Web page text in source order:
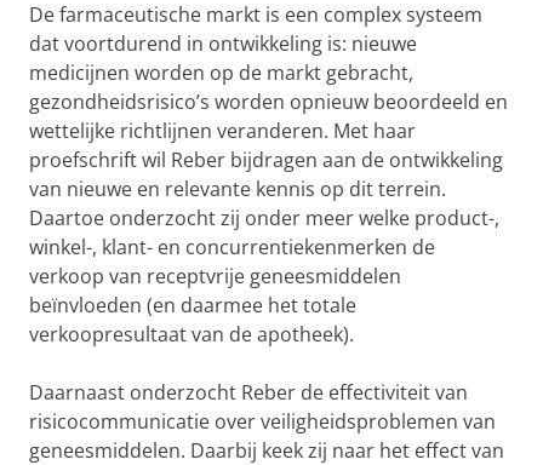
De farmaceutische markt is een complex systeem
dat voortdurend in ontwikkeling is: nieuwe
medicijnen worden op de markt gebracht,
gezondheidsrisico’s worden opnieuw beoordeeld en
wettelijke richtlijnen veranderen. Met haar
proefschrift wil Reber bijdragen aan de ontwikkeling
van nieuwe en relevante kennis op dit terrein.
Daartoe onderzocht zij onder meer welke product-,
winkel-, klant- en concurrentiekenmerken de
verkoop van receptvrije geneesmiddelen
beïnvloeden (en daarmee het totale
verkoopresultaat van de apotheek).
Daarnaast onderzocht Reber de effectiviteit van
risicocommunicatie over veiligheidsproblemen van
geneesmiddelen. Daarbij keek zij naar het effect van